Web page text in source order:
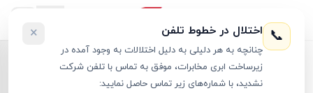
لپ تاپ TUF Gaming
📞 اختلال در خطوط تلفن
چنانچه به هر دلیلی به دلیل اختلالات به وجود آمده در
زیرساخت ابری مخابرات، موفق به تماس با تلفن شرکت
نشدید، با شماره‌های زیر تماس حاصل نمایید:
×